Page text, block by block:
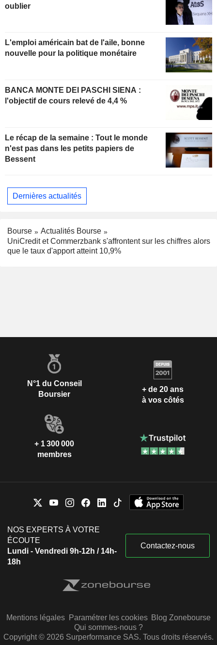
oublier
L'emploi américain bat de l'aile, bonne
nouvelle pour la politique monétaire
BANCA MONTE DEI PASCHI SIENA :
l'objectif de cours relevé de 4,4 %
Le récap de la semaine : Tout le monde
n'est pas dans les petits papiers de
Bessent
Dernières actualités
Bourse
Actualités Bourse
UniCredit et Commerzbank s'affrontent sur les chiffres alors
que le taux d'apport atteint 10,9%
N°1 du Conseil
Boursier
+ de 20 ans
à vos côtés
+ 1 300 000
membres
NOS EXPERTS À VOTRE
ÉCOUTE
Lundi - Vendredi 9h-12h / 14h-
18h
Contactez-nous
Mentions légales Paramétrer les cookies Blog Zonebourse
Qui sommes-nous ?
Copyright © 2026 Surperformance SAS. Tous droits réservés.